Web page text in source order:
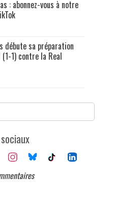
: abonnez-vous à notre
débute sa préparation
(1-1) contre la Real